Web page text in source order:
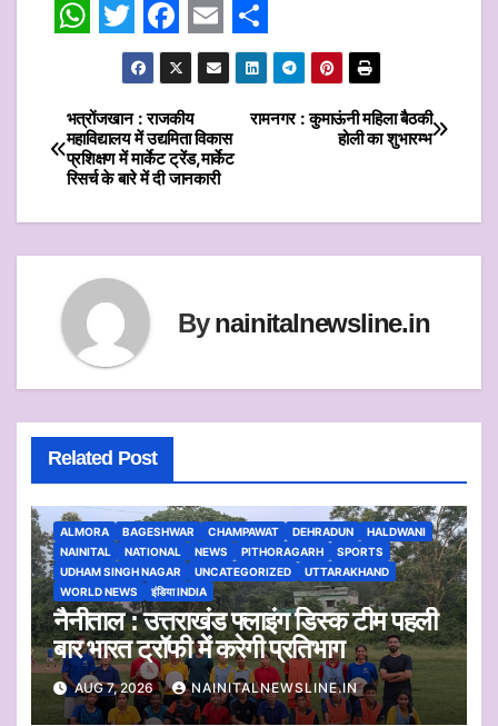
a
t
s
A
p
p
T
w
i
t
t
e
r
F
a
c
e
b
o
o
k
E
m
a
i
l
S
h
a
r
Post
navigation
रामनगर : कुमाऊंनी महिला बैठकी
होली का शुभारम्भ
भत्रोंजखान : राजकीय
महाविद्यालय में उद्यमिता विकास
प्रशिक्षण में मार्केट ट्रेंड,मार्केट
रिसर्च के बारे में दी जानकारी
Bynainitalnewsline.in
Related Post
ALMORA BAGESHWAR CHAMPAWAT DEHRADUN
HALDWANI
NAINITAL
NATIONAL NEWS PITHORAGARH
SPORTS
UDHAM SINGH NAGAR
UNCATEGORIZED
UTTARAKHAND
WORLD NEWS
इंडिया INDIA
नैनीताल : उत्तराखंड फ्लाइंग डिस्क टीम पहली
बार भारत ट्रॉफी में करेगी प्रतिभाग
AUG 7, 2026 NAINITALNEWSLINE.IN